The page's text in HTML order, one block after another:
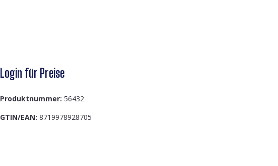
Login für Preise
Produktnummer: 56432
GTIN/EAN: 8719978928705